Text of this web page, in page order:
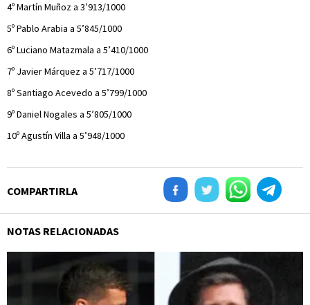
4º Martín Muñoz a 3’913/1000
5º Pablo Arabia a 5’845/1000
6º Luciano Matazmala a 5’410/1000
7º Javier Márquez a 5’717/1000
8º Santiago Acevedo a 5’799/1000
9º Daniel Nogales a 5’805/1000
10º Agustín Villa a 5’948/1000
COMPARTIRLA
NOTAS RELACIONADAS